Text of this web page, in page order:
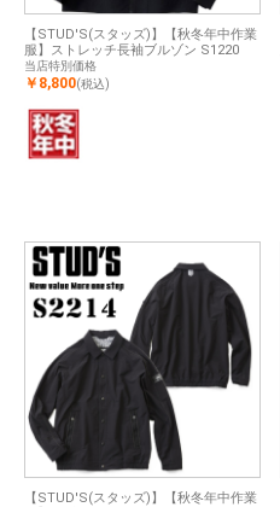
【STUD'S(スタッズ)】【秋冬年中作業
服】ストレッチ長袖ブルゾン S1220
当店特別価格
￥8,800(税込)
【STUD'S(スタッズ)】【秋冬年中作業